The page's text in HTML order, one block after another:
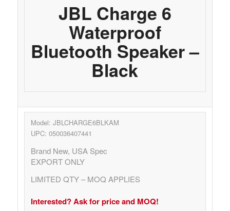
JBL Charge 6
Waterproof
Bluetooth Speaker –
Black
Model: JBLCHARGE6BLKAM
UPC: 050036407441
Brand New, USA Spec
EXPORT ONLY
LIMITED QTY – MOQ APPLIES
Interested? Ask for price and MOQ!